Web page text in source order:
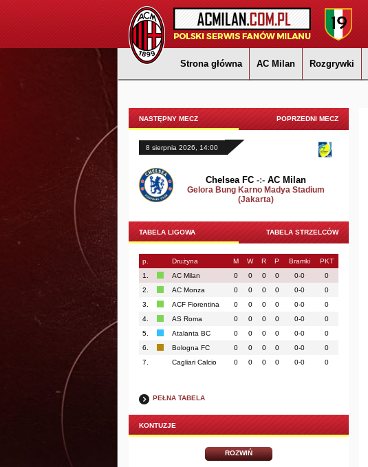
Strona główna AC Milan Rozgrywki
NASTĘPNY MECZ POPRZEDNI MECZ
8 sierpnia 2026, 14:00
Chelsea FC -:- AC Milan
Gelora Bung Karno Madya Stadium
(Jakarta)
TABELA LIGOWA TABELA STRZELCÓW
p. Drużyna M W R P Bramki
PKT
1.
AC Milan 0 0 0 0 0-0
0
2.
AC Monza 0 0 0 0 0-0
0
3.
ACF Fiorentina 0 0 0 0 0-0
0
4.
AS Roma 0 0 0 0 0-0
0
5.
Atalanta BC 0 0 0 0 0-0
0
6.
Bologna FC 0 0 0 0 0-0
0
7.
Cagliari Calcio 0 0 0 0 0-0 0
PEŁNA TABELA
KONTUZJE
ROZWIŃ